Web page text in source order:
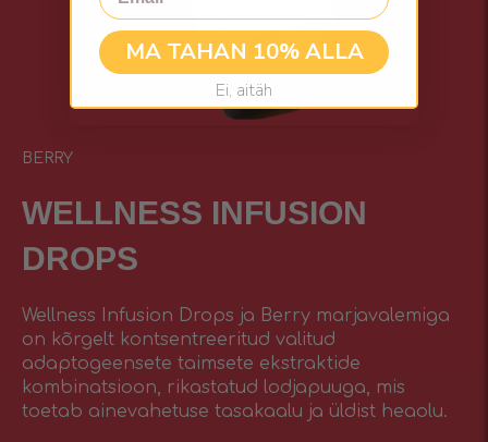
BERRY
WELLNESS INFUSIОN
DROPS
Wellness Infusion Drops ja Berry marjavalemiga
on kõrgelt kontsentreeritud valitud
adaptogeensete taimsete ekstraktide
kombinatsioon, rikastatud lodjapuuga, mis
toetab ainevahetuse tasakaalu ja üldist heaolu.
MA TAHAN 10% ALLA
Ei, aitäh